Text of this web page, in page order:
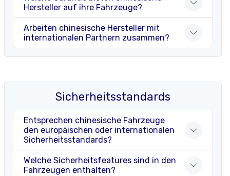
Hersteller auf ihre Fahrzeuge?
Arbeiten chinesische Hersteller mit
internationalen Partnern zusammen?
Sicherheitsstandards
Entsprechen chinesische Fahrzeuge
den europäischen oder internationalen
Sicherheitsstandards?
Welche Sicherheitsfeatures sind in den
Fahrzeugen enthalten?